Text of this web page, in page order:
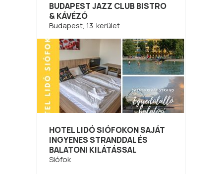
BUDAPEST JAZZ CLUB BISTRO
& KÁVÉZÓ
Budapest, 13. kerület
HOTEL LIDÓ SIÓFOKON SAJÁT
INGYENES STRANDDAL ÉS
BALATONI KILÁTÁSSAL
Siófok